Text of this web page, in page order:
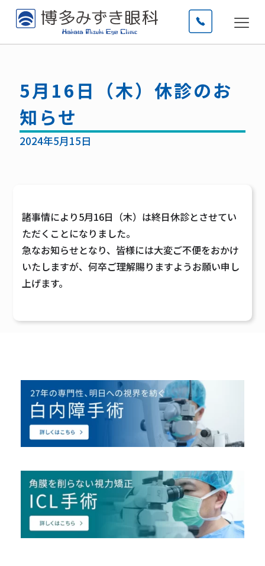
5月16日（木）休診のお
知らせ
2024年5月15日
諸事情により5月16日（木）は終日休診とさせてい
ただくことになりました。
急なお知らせとなり、皆様には大変ご不便をおかけ
いたしますが、何卒ご理解賜りますようお願い申し
上げます。